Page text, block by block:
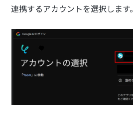
連携するアカウントを選択します。